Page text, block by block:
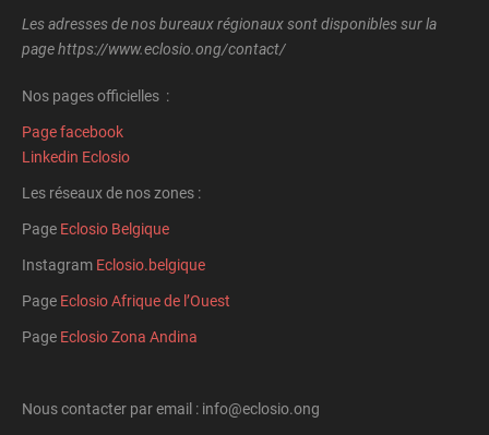
Les adresses de nos bureaux régionaux sont disponibles sur la
page https://www.eclosio.ong/contact/
Nos pages officielles :
Page facebook
Linkedin Eclosio
Les réseaux de nos zones :
Page Eclosio Belgique
Instagram Eclosio.belgique
Page Eclosio Afrique de l’Ouest
Page Eclosio Zona Andina
Nous contacter par email : info@eclosio.ong